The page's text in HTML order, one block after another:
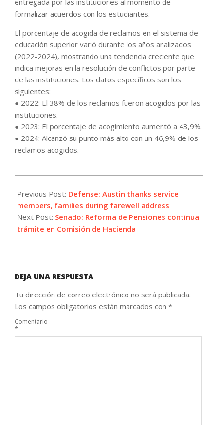
formalizar acuerdos con los estudiantes.
El porcentaje de acogida de reclamos en el sistema de
educación superior varió durante los años analizados
(2022-2024), mostrando una tendencia creciente que
indica mejoras en la resolución de conflictos por parte
de las instituciones. Los datos específicos son los
siguientes:
● 2022: El 38% de los reclamos fueron acogidos por las
instituciones.
● 2023: El porcentaje de acogimiento aumentó a 43,9%.
● 2024: Alcanzó su punto más alto con un 46,9% de los
reclamos acogidos.
01-
21
Previous Post: Defense: Austin thanks service
members, families during farewell address
Next Post: Senado: Reforma de Pensiones continua
trámite en Comisión de Hacienda
DEJA UNA RESPUESTA
Tu dirección de correo electrónico no será publicada.
Los campos obligatorios están marcados con *
Comentario
*